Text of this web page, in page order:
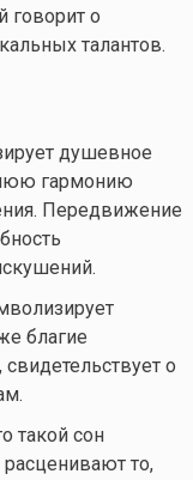
говорит о
талантов.
душевное
гармонию
Передвижение
благие
о
такой сон
расценивают то,